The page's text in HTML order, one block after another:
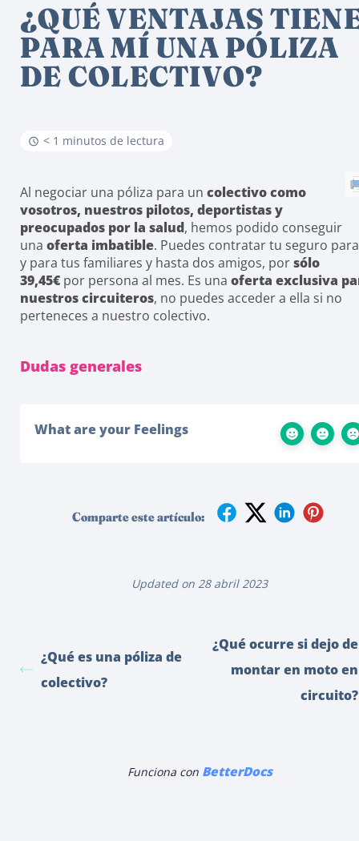
¿QUÉ VENTAJAS
PARA MÍ UNA PÓLIZA
DE COLECTIVO?
< 1 minutos de lectura
Al negociar una póliza para un colectivo como
vosotros, nuestros pilotos, deportistas y
preocupados por la salud, hemos podido conseguir
una oferta imbatible. Puedes contratar tu seguro
y para tus familiares y hasta dos amigos, porsólo
39,45€ por persona al mes. Es una oferta exclusiva
nuestros circuiteros, no puedes acceder a ella si no
perteneces a nuestro colectivo.
Dudas generales
What are your Feelings
Comparte este artículo:
Updated on 28 abril 2023
¿Qué es una póliza de
colectivo?
¿Qué ocurre si dejo de
montar en moto en
circuito?
Funciona con BetterDocs